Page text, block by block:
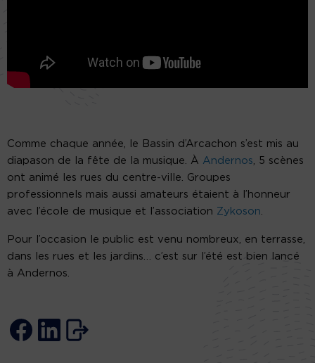
Comme chaque année, le Bassin d’Arcachon s’est mis au
diapason de la fête de la musique. À Andernos , 5 scènes
ont animé les rues du centre-ville. Groupes
professionnels mais aussi amateurs étaient à l’honneur
avec l’école de musique et l’association Zykoson
Pour l’occasion le public est venu nombreux, en terrasse,
dans les rues et les jardins… c’est sur l’été est bien lancé
à Andernos.